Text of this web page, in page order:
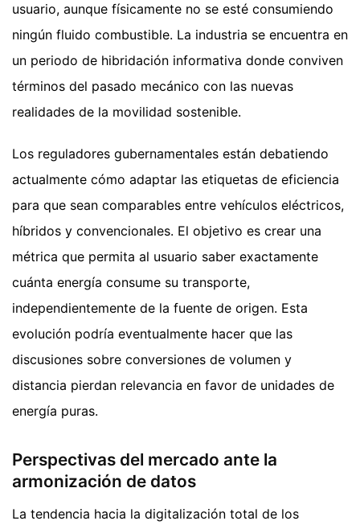
usuario, aunque físicamente no se esté consumiendo
ningún fluido combustible. La industria se encuentra en
un periodo de hibridación informativa donde conviven
términos del pasado mecánico con las nuevas
realidades de la movilidad sostenible.
Los reguladores gubernamentales están debatiendo
actualmente cómo adaptar las etiquetas de eficiencia
para que sean comparables entre vehículos eléctricos,
híbridos y convencionales. El objetivo es crear una
métrica que permita al usuario saber exactamente
cuánta energía consume su transporte,
independientemente de la fuente de origen. Esta
evolución podría eventualmente hacer que las
discusiones sobre conversiones de volumen y
distancia pierdan relevancia en favor de unidades de
energía puras.
Perspectivas del mercado ante la
armonización de datos
La tendencia hacia la digitalización total de los